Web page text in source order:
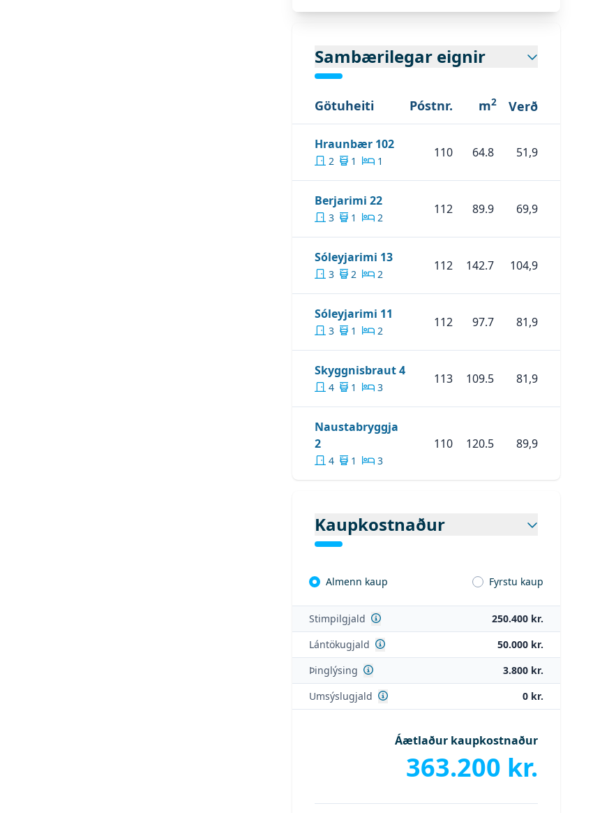
Skoða stóra mynd af:Mynd 4
Sambærilegar eignir
Götuheiti Póstnr. m2 Verð
Hraunbær 102Skoða Eignina
2 1 1
110 64.8 51,9
Berjarimi 22Skoða Eignina
3 1 2
112 89.9 69,9
Sóleyjarimi 13Skoða Eignina
3 2 2
112 142.7 104,9
Sóleyjarimi 11
3 1 2
112 97.7 81,9
Skyggnisbraut 4Skoða Eignina
4 1 3
113 109.5 81,9
Naustabryggja
2Skoða Eignina Naustabryggja 2
4 1 3
110 120.5 89,9
Kaupkostnaður
Almenn kaup Fyrstu kaup
Stimpilgjald Sjá nánar
250.400 kr.
Lántökugjald Sjá nánar
50.000 kr.
Þinglýsing Sjá nánar
3.800 kr.
Umsýslugjald Sjá nánar 0 kr.
Áætlaður kaupkostnaður
363.200 kr.